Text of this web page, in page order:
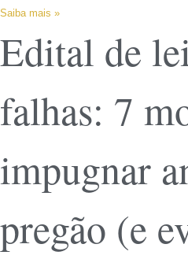
Saiba mais »
Edital de
falhas: 7
impugnar
pregão (e